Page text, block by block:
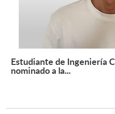
Estudiante de Ingeniería
nominado a la...